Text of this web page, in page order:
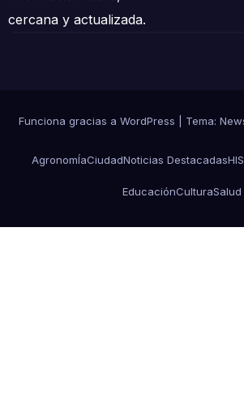
cercana y actualizada.
Funciona gracias a WordPress Tema:
AgronomÍaCiudadNoticias Destacadas
EducaciónCulturaSalud